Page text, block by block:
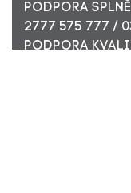
PODPORA
2777 575 777 /
PODPORA